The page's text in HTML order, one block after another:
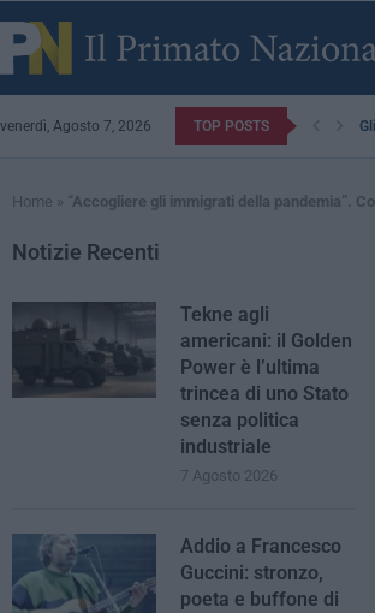
venerdì, Agosto 7, 2026 TOP POSTS
Home » “Accogliere gli immigrati della pandemia”.
Notizie Recenti
Tekne agli
americani: il Golden
Power è l’ultima
trincea di uno Stato
senza politica
industriale
7 Agosto 2026
Addio a Francesco
Guccini: stronzo,
poeta e buffone di